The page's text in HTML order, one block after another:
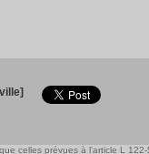
celles prévues à l'article L